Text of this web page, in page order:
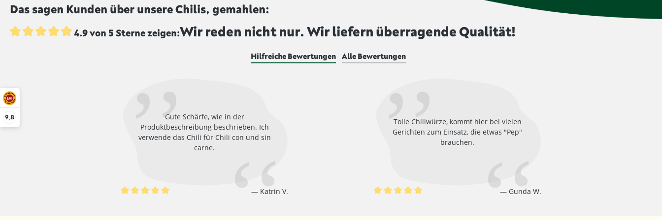
9,8
Das sagen Kunden über unsere Chilis, gemahlen:
4.9 von 5 Sterne zeigen:Wir reden nicht nur. Wir liefern überragende Qualität!
Hilfreiche Bewertungen Alle Bewertungen
Gute Schärfe, wie in der
Produktbeschreibung beschrieben. Ich
verwende das Chili für Chili con und sin
carne.
Katrin V.
Tolle Chiliwürze, kommt hier bei vielen
Gerichten zum Einsatz, die etwas "Pep"
brauchen.
Gunda W.